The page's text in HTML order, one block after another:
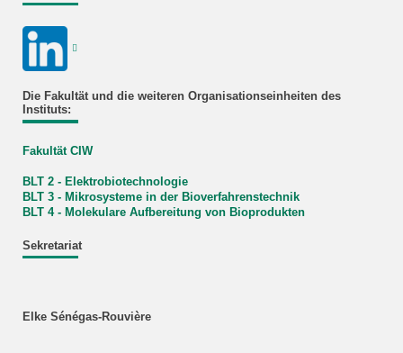
Die Fakultät und die weiteren Organisationseinheiten des
Instituts:
Fakultät CIW
BLT 2 - Elektrobiotechnologie
BLT 3 - Mikrosysteme in der Bioverfahrenstechnik
BLT 4 - Molekulare Aufbereitung von Bioprodukten
Sekretariat
Elke Sénégas-Rouvière